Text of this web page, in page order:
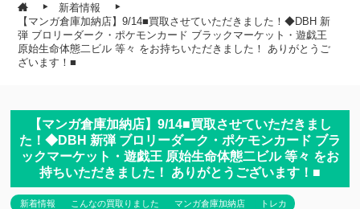
新着情報
【マンガ倉庫加納店】9/14■買取させていただきました！◆DBH 新
弾 ブロリーダーク・ポケモンカード ブラックマーケット・遊戯王
原始生命体態二ビル 等々 をお持ちいただきました！ ありがとうご
ざいます！■
【マンガ倉庫加納店】9/14■買取させていただきまし
た！◆DBH 新弾 ブロリーダーク・ポケモンカード ブラ
ックマーケット・遊戯王 原始生命体態二ビル 等々 をお
持ちいただきました！ ありがとうございます！■
新着情報 こんなの買取りました マンガ倉庫加納店 トレカ